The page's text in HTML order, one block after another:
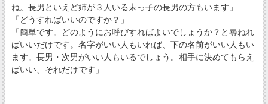
ね。長男といえど姉が３人いる末っ子の長男の方もいます」
「どうすればいいのですか？」
「簡単です。どのようにお呼びすればよいでしょうか？と尋ねれ
ばいいだけです。名字がいい人もいれば、下の名前がいい人もい
ます。長男・次男がいい人もいるでしょう。相手に決めてもらえ
ばいい、それだけです」